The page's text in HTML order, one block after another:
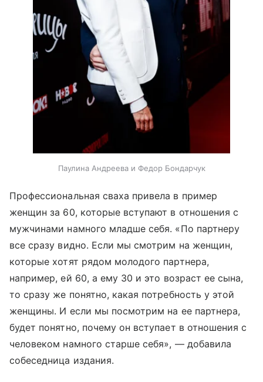
Паулина Андреева и Федор Бондарчук
Профессиональная сваха привела в пример
женщин за 60, которые вступают в отношения с
мужчинами намного младше себя. «По партнеру
все сразу видно. Если мы смотрим на женщин,
которые хотят рядом молодого партнера,
например, ей 60, а ему 30 и это возраст ее сына,
то сразу же понятно, какая потребность у этой
женщины. И если мы посмотрим на ее партнера,
будет понятно, почему он вступает в отношения с
человеком намного старше себя», — добавила
собеседница издания.